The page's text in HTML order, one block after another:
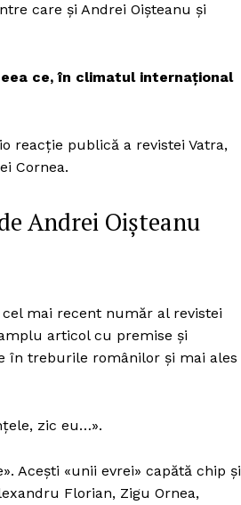
Despre noi / Echipa
Rețea
Contact
care și Andrei Oişteanu și
ce, în climatul internațional
reacție publică a revistei Vatra,
Cornea.
Andrei Oișteanu
mai recent număr al revistei
articol cu premise şi
în treburile românilor și mai ales
zic eu…».
Aceşti «unii evrei» capătă chip şi
Florian, Zigu Ornea,